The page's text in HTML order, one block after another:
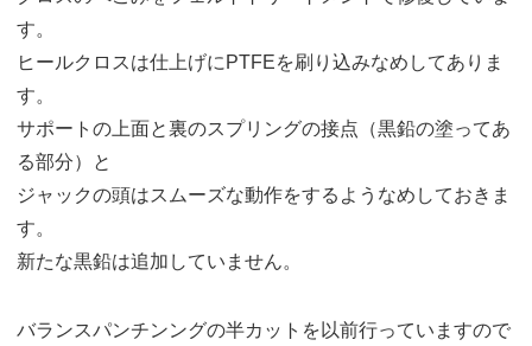
す。
ヒールクロスは仕上げにPTFEを刷り込みなめしてありま
す。
サポートの上面と裏のスプリングの接点（黒鉛の塗ってあ
る部分）と
ジャックの頭はスムーズな動作をするようなめしておきま
す。
新たな黒鉛は追加していません。
バランスパンチンングの半カットを以前行っていますので